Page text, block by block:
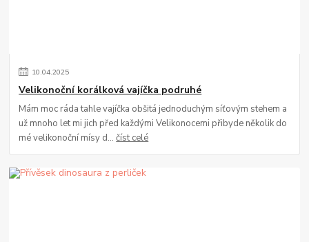
10.04.2025
Velikonoční korálková vajíčka podruhé
Mám moc ráda tahle vajíčka obšitá jednoduchým síťovým stehem a
už mnoho let mi jich před každými Velikonocemi přibyde několik do
mé velikonoční mísy d...číst celé